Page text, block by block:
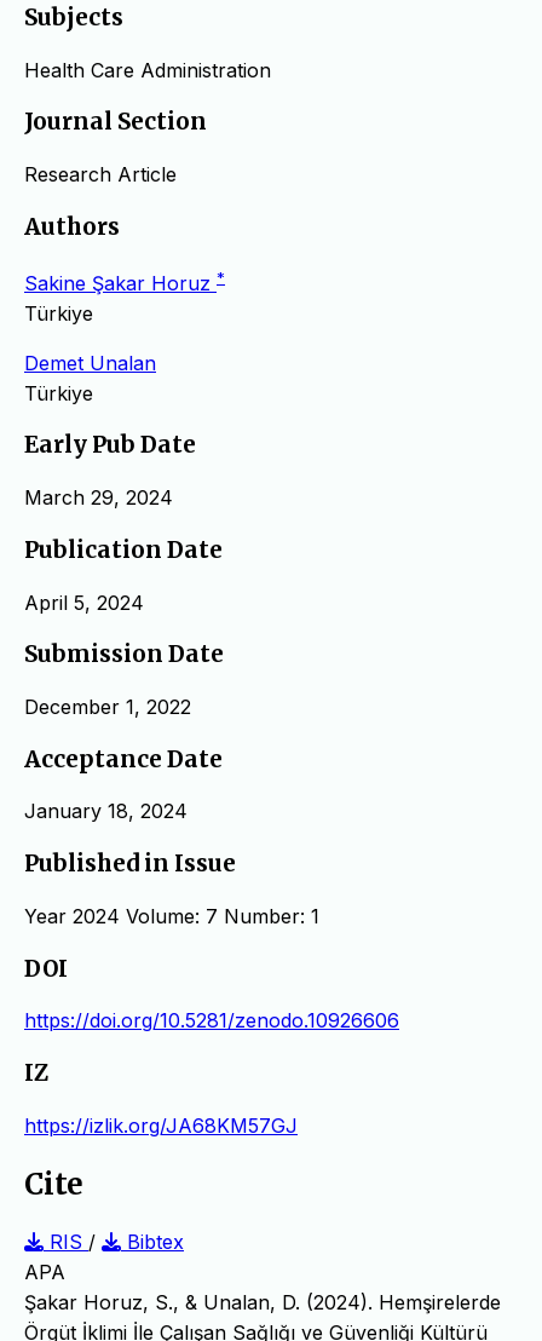
Subjects
Health Care Administration
Journal Section
Research Article
Authors
Sakine Şakar Horuz *
Türkiye
Demet Unalan
Türkiye
Early Pub Date
March 29, 2024
Publication Date
April 5, 2024
Submission Date
December 1, 2022
Acceptance Date
January 18, 2024
Published in Issue
Year 2024 Volume: 7 Number: 1
DOI
https://doi.org/10.5281/zenodo.10926606
IZ
https://izlik.org/JA68KM57GJ
Cite
RIS /
Bibtex
APA
Şakar Horuz, S., & Unalan, D. (2024). Hemşirelerde
Örgüt İklimi İle Çalışan Sağlığı ve Güvenliği Kültürü